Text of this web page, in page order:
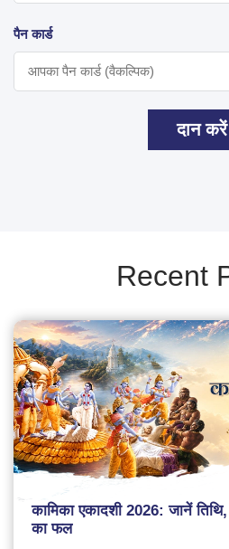
पैन कार्ड
दान करें
Recent
कामिका एकादशी 2026: जानें
का फल